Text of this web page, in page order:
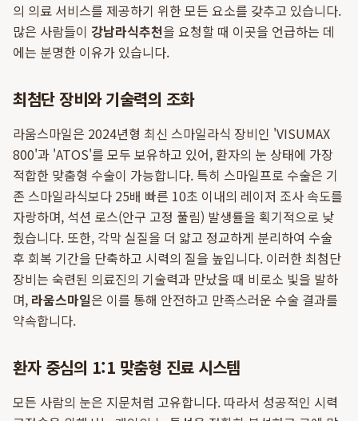
의 의료 서비스를 제공하기 위한 모든 요소를 갖추고 있습니다.
많은 사람들이 강남라식추천을 요청할 때 이곳을 언급하는 데
에는 분명한 이유가 있습니다.
최첨단 장비와 기술력의 조화
라움스마일은 2024년형 최신 스마일라식 장비인 'VISUMAX
800'과 'ATOS'를 모두 보유하고 있어, 환자의 눈 상태에 가장
적합한 맞춤형 수술이 가능합니다. 특히 스마일프로 수술은 기
존 스마일라식보다 25배 빠른 10초 이내의 레이저 조사 속도를
자랑하며, 석션 로스(안구 고정 풀림) 발생률을 획기적으로 낮
췄습니다. 또한, 각막 실질을 더 얇고 정교하게 분리하여 수술
후 회복 기간을 단축하고 시력의 질을 높입니다. 이러한 최첨단
장비는 숙련된 의료진의 기술력과 만났을 때 비로소 빛을 발하
며, 라움스마일은 이를 통해 안전하고 만족스러운 수술 결과를
약속합니다.
환자 중심의 1:1 맞춤형 진료 시스템
모든 사람의 눈은 지문처럼 고유합니다. 따라서 성공적인 시력